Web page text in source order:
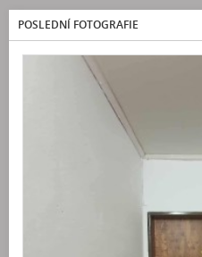
POSLEDNÍ FOTOGRAFIE